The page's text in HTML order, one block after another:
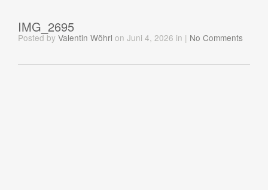
IMG_2695
Postedby Valentin Wöhrl on Juni 4, 2026 in | No Comments